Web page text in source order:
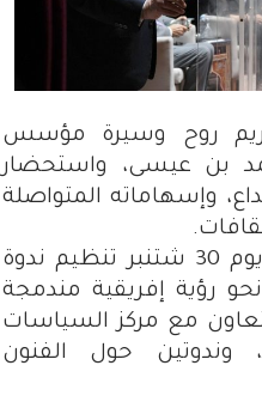
روح وسيرة مؤسس
بن عيسى، واستحضار
وإسهاماته المتواصلة
وحسب المؤسسة، سيتم يوم 30 شتنبر تنظيم ندوة
رؤية إفريقية مندمجة
مع مركز السياسات
وندوتين حول الفنون